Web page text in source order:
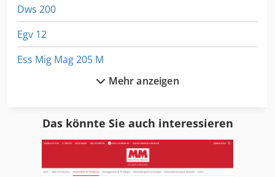
Dws 200
Egv 12
Ess Mig Mag 205 M
Mehr anzeigen
Das könnte Sie auch interessieren